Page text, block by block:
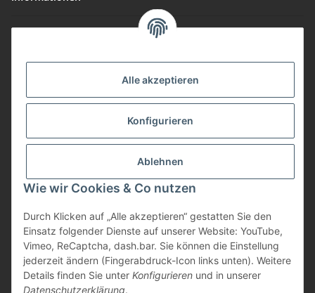
Alle akzeptieren
Konfigurieren
Ablehnen
Wie wir Cookies & Co nutzen
Durch Klicken auf „Alle akzeptieren“ gestatten Sie den
Einsatz folgender Dienste auf unserer Website: YouTube,
Vimeo, ReCaptcha, dash.bar. Sie können die Einstellung
jederzeit ändern (Fingerabdruck-Icon links unten). Weitere
Details finden Sie unter Konfigurieren und in unserer
Datenschutzerklärung.
Gute Preis/Leistung
viele Zahlungsarten
Günstige Versandkosten
Zahlungsarten